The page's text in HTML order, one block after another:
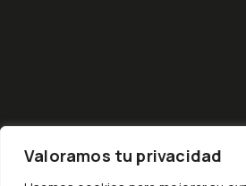
Valoramos tu privacidad